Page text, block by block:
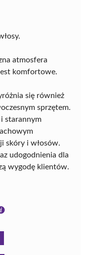
atmosfera
komfortowe.
się również
sprzętem.
starannym
skóry i włosów.
udogodnienia dla
wygodę klientów.